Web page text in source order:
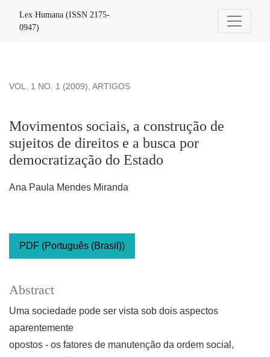
Lex Humana (ISSN 2175-
0947)
VOL. 1 NO. 1 (2009), ARTIGOS
Movimentos sociais, a construção de
sujeitos de direitos e a busca por
democratização do Estado
Ana Paula Mendes Miranda
PDF (Português (Brasil))
Abstract
Uma sociedade pode ser vista sob dois aspectos
aparentemente
opostos - os fatores de manutenção da ordem social,